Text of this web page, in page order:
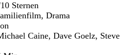
Sternen
Drama
Caine, Dave Goelz, Steve